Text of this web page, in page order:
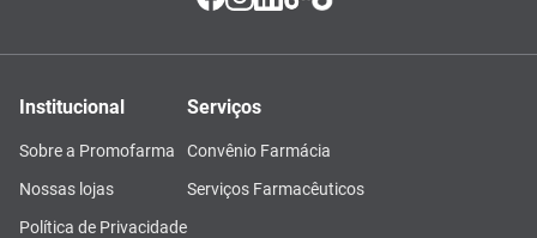
Institucional
Sobre a Promofarma
Nossas lojas
Política de Privacidade
Serviços
Convênio Farmácia
Serviços Farmacêuticos